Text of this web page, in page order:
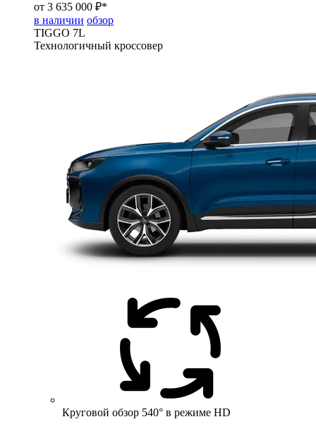
от 3 635 000 ₽*
в наличии обзор
TIGGO 7L
Технологичный кроссовер
Круговой обзор 540° в режиме HD